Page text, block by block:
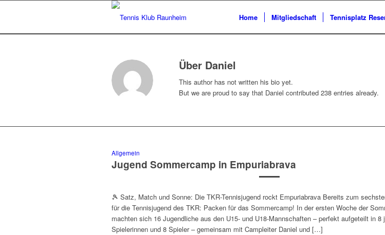
Home Mitgliedschaft Tennisplatz
Über Daniel
This author has not written his bio yet.
But we are proud to say that Daniel contributed 238 entries already.
Allgemein
Jugend Sommercamp in Empuriabrava
🎾 Satz, Match und Sonne: Die TKR-Tennisjugend rockt Empuriabrava Bereits zum
für die Tennisjugend des TKR: Packen für das Sommercamp! In der ersten Woche der
machten sich 16 Jugendliche aus den U15- und U18-Mannschaften – perfekt aufgeteilt in 8
Spielerinnen und 8 Spieler – gemeinsam mit Campleiter Daniel und […]